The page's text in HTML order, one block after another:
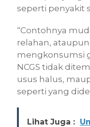
seperti penyakit
“Contohnya
relahan,
mengkonsumsi
NCGS tidak
usus halus,
seperti yang
Lihat Juga :